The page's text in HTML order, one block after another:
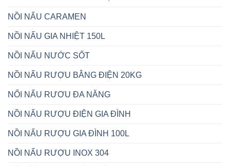
NỒI NẤU CARAMEN
NỒI NẤU GIA NHIỆT 150L
NỒI NẤU NƯỚC SỐT
NỒI NẤU RƯỢU BẰNG ĐIỆN 20KG
NỐI NẤU RƯƠU ĐA NĂNG
NỒI NẤU RƯỢU ĐIỆN GIA ĐÌNH
NỒI NẤU RƯỢU GIA ĐÌNH 100L
NỒI NẤU RƯỢU INOX 304